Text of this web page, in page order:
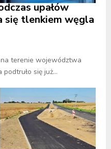
upałów
się tlenkiem węgla
terenie województwa
się już...